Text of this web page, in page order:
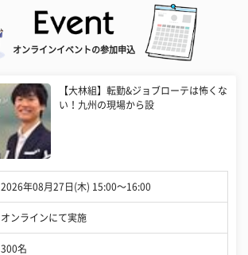
オンラインイベントの参加申込
【大林組】転勤&ジョブローテは怖くな
い！九州の現場から設
2026年08月27日(木) 15:00〜16:00
オンラインにて実施
300名